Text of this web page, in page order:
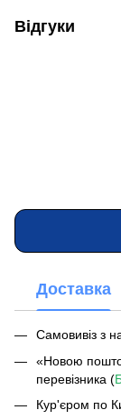
Відгуки
Доставка
Самовивіз з
«Новою
перевізника (
Кур'єром по